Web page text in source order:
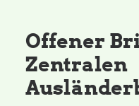
Grünes Zentrum
Offener
Zentralen